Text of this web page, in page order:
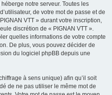
notre serveur. Toutes les
de votre mot de passe et de
VTT » durant votre inscription,
discrétion de « PIGNAN VTT ».
quelles informations de votre compte
De plus, vous pouvez décider de
du logiciel phpBB depuis une
à sens unique) afin qu’il soit
de ne pas utiliser le même mot de